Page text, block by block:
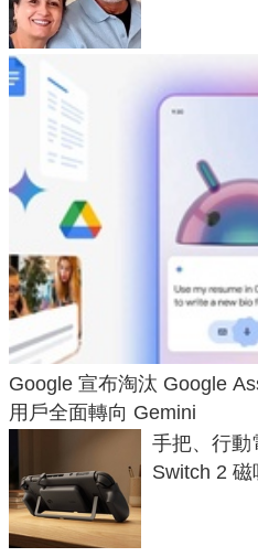
Google 宣布淘汰 Google
用戶全面轉向 Gemini
手把、行動
Switch 2